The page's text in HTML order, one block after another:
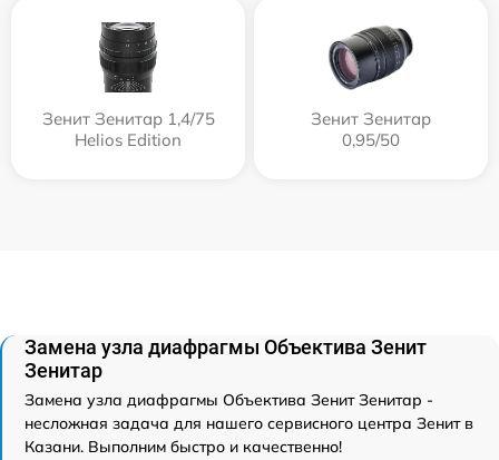
Зенит Зенитар 1,4/75
Helios Edition
Зенит Зенитар
0,95/50
Замена узла диафрагмы Объектива Зенит
Зенитар
Замена узла диафрагмы Объектива Зенит Зенитар -
несложная задача для нашего сервисного центра Зенит в
Казани. Выполним быстро и качественно!